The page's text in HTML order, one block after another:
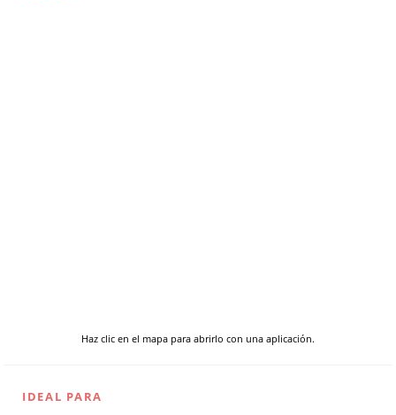
Haz clic en el mapa para abrirlo con una aplicación.
IDEAL PARA